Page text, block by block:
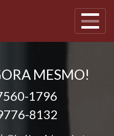
MESMO!
1796
8132